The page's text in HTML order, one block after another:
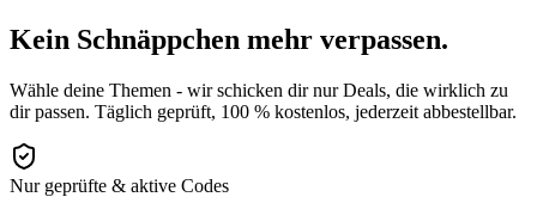
Kein Schnäppchen mehr verpassen.
Wähle deine Themen - wir schicken dir nur Deals, die wirklich zu
dir passen. Täglich geprüft, 100 % kostenlos, jederzeit abbestellbar.
Nur geprüfte & aktive Codes